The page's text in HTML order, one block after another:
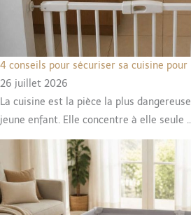
4 conseils pour sécuriser sa cuisine pour
26 juillet 2026
La cuisine est la pièce la plus
jeune enfant. Elle concentre à elle seule